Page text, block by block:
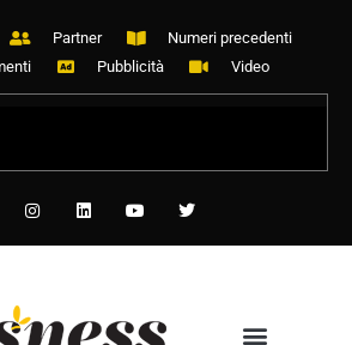
Partner
Numeri precedenti
Pubblicità Video